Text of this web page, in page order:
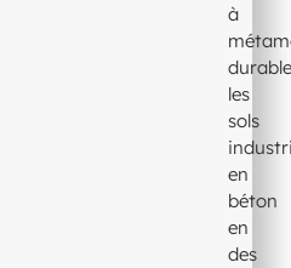
à
les
sols
en
béton
en
des